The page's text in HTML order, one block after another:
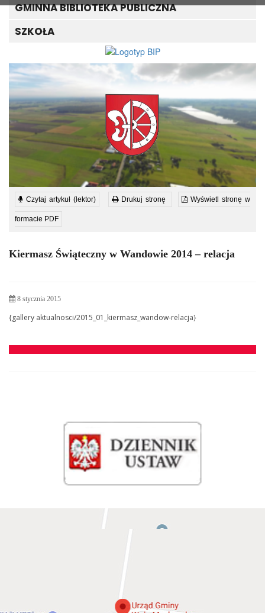
GMINNA BIBLIOTEKA PUBLICZNA
SZKOŁA
Czytaj artykuł (lektor) Drukuj stronę Wyświetl stronę w
formacie PDF
Kiermasz Świąteczny w Wandowie 2014 – relacja
8 stycznia 2015
{gallery aktualnosci/2015_01_kiermasz_wandow-relacja}